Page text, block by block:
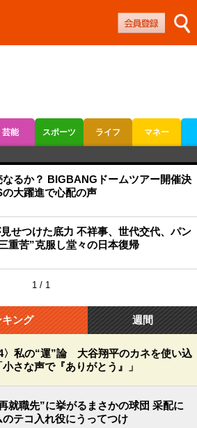
芸能 スポーツ ライフ マネー
なるか？ BIGBANGドームツアー開催決
大躍進で心配の声
せつけた底力 不祥事、世代交代、パン
重苦”克服し堂々の日本復帰
1 / 1
ング 週間
〉私の“運”論 大谷翔平のカネを使い込
さな声で『ありがとう』」
就職先”に挙がるまさかの球団 采配に
テコ入れ役にうってつけ